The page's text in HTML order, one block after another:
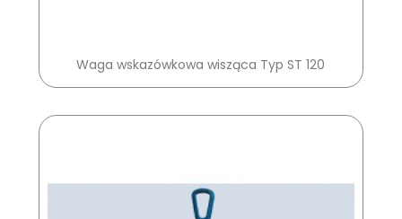
Waga wskazówkowa wisząca Typ ST 120